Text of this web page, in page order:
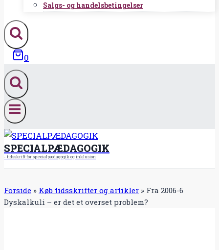
Salgs- og handelsbetingelser
0
SPECIALPÆDAGOGIK
- tidsskrift for specialpædagogik og inklusion
Forside » Køb tidsskrifter og artikler » Fra 2006-6
Dyskalkuli – er det et overset problem?